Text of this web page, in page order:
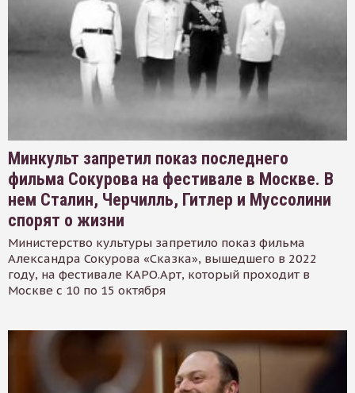
Минкульт запретил показ последнего
фильма Сокурова на фестивале в Москве. В
нем Сталин, Черчилль, Гитлер и Муссолини
спорят о жизни
Министерство культуры запретило показ фильма
Александра Сокурова «Сказка», вышедшего в 2022
году, на фестивале КАРО.Арт, который проходит в
Москве с 10 по 15 октября